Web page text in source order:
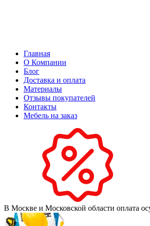
Главная
О Компании
Блог
Доставка и оплата
Материалы
Отзывы покупателей
Контакты
Мебель на заказ
В Москве и Московской области оплата